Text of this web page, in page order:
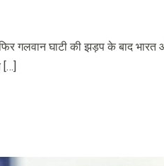
गलवान घाटी की झड़प के बाद
[…]